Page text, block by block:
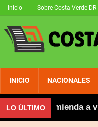
Inicio Sobre Costa Verde DR
INICIO NACIONALES
LO ÚLTIMO
se recomienda a